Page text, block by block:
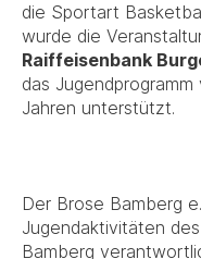
die Sportart
wurde die
Raiffeisenbank
das
Jahren unterstützt.
Der Brose Bamberg
Jugendaktivitäten
Bamberg